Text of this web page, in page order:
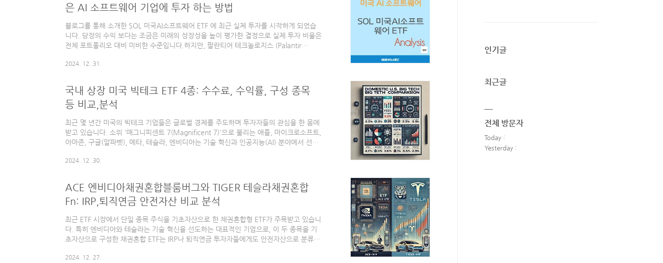
은 AI 소프트웨어 기업에 투자 하는 방법
블로그를 통해 소개한 SOL 미국AI소프트웨어 ETF 에 최근 실제 투자를 시작하게 되었습
니다. 당장의 수익 보다는 조금은 미래의 성장성을 높이 평가한 결정으로 실제 투자 비율은
전체 포트폴리오 대비 미비한 수준입니다.하지만, 팔란티어 테크놀로지스 (Palantir
있고, 이에 따라 앞으로는 AI 를 기반으로 한 하드웨어가 아닌 실제 우리 주위에서 직접 이
장과 함께 두각을 나타낼 수 있는 환경이 만들어져 있다고 볼 수 있겠습니다.이번 글에서는
1차 소개했던 국내 상장된 거의 유일한 AI 소프트웨어 테마의 ETF인 SOL 미국A..
2024. 12. 31.
국내 상장 미국 빅테크 ETF 4종: 수수료, 수익률, 구성 종목
등 비교,분석
최근 몇 년간 미국의 빅테크 기업들은 글로벌 경제를 주도하며 투자자들의 관심을 한 몸에
받고 있습니다. 소위 '매그니피센트 7(Magnificent 7)'으로 불리는 애플, 마이크로소프트,
아마존, 구글(알파벳), 메타, 테슬라, 엔비디아는 기술 혁신과 인공지능(AI) 분야에서 선도
그래픽 처리 기술에서 독보적인 위치를 차지하며 AI 혁명을 견인하고 있으며, 테슬라는 전
각각 반도체와 전기차라는 핵심 산업에서 미래 성장의 핵심 동력이 되고 있습니다.이러한
트렌드는 투자자들에게 높은 성장 가능성을 제공하며, ETF를 통해 간접적으로..
2024. 12. 30.
ACE 엔비디아채권혼합블룸버그와 TIGER 테슬라채권혼합
Fn: IRP,퇴직연금 안전자산 비교 분석
최근 ETF 시장에서 단일 종목 주식을 기초자산으로 한 채권혼합형 ETF가 주목받고 있습니
다. 특히 엔비디아와 테슬라는 기술 혁신을 선도하는 대표적인 기업으로, 이 두 종목을 기
초자산으로 구성한 채권혼합 ETF는 IRP나 퇴직연금 투자자들에게도 안전자산으로 분류되
TIGER 테슬라채권혼합Fn ETF를 중심으로 두 상품의 기본 정보, 구성 종목, 그리고 수익률
2024. 12. 27.
인기글
최근글
전체 방문자
Today :
Yesterday :